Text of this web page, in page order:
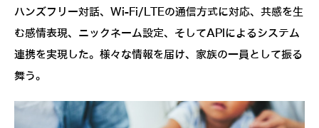
ハンズフリー対話、Wi-Fi/LTEの通信方式に対応、共感を生
む感情表現、ニックネーム設定、そしてAPIによるシステム
連携を実現した。様々な情報を届け、家族の一員として振る
舞う。